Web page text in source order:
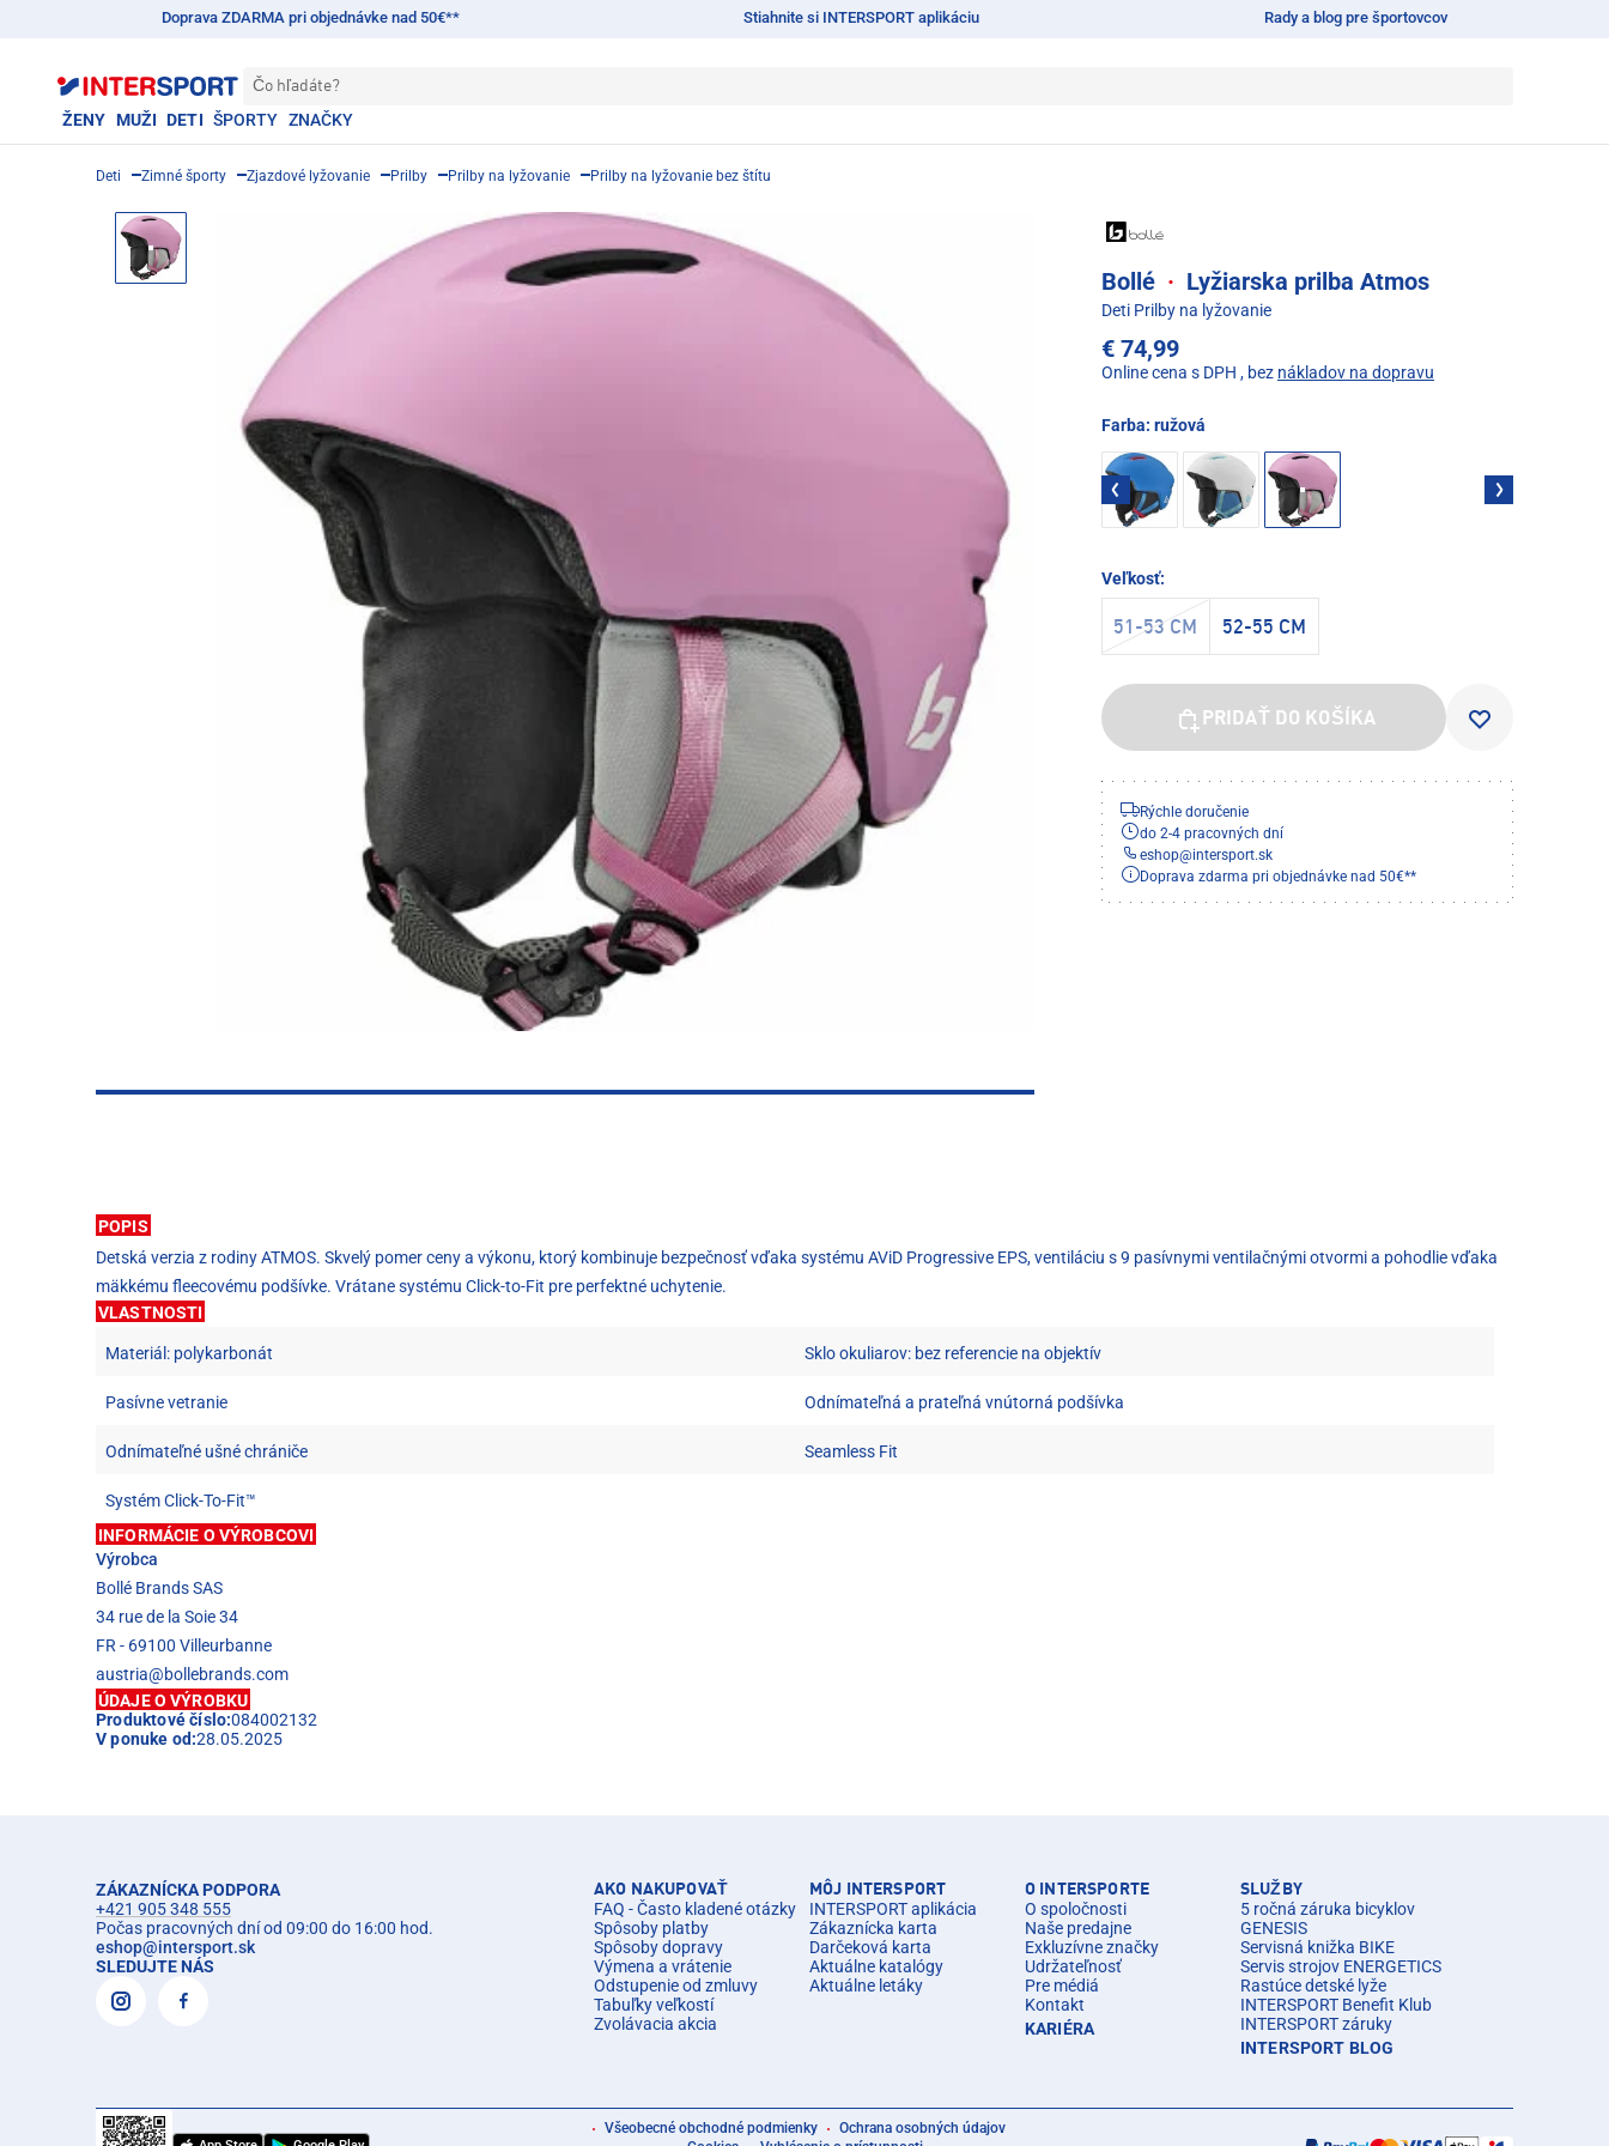
Doprava ZDARMA pri objednávke nad 50€** Stiahnite si INTERSPORT aplikáciu Rady a blog pre športovcov
Čo hľadáte?
ŽENY MUŽI DETI ŠPORTY ZNAČKY
Deti Zimné športy Zjazdové lyžovanie Prilby Prilby na lyžovanie Prilby na lyžovanie bez štítu
Bollé · Lyžiarska prilba Atmos
Deti Prilby na lyžovanie
€ 74,99
Online cena s DPH , bez nákladov na dopravu
Farba: ružová
Veľkosť:
51-53 CM 52-55 CM
PRIDAŤ DO KOŠÍKA
Rýchle doručenie
do 2-4 pracovných dní
eshop@intersport.sk
Doprava zdarma pri objednávke nad 50€**
POPIS
Detská verzia z rodiny ATMOS. Skvelý pomer ceny a výkonu, ktorý kombinuje bezpečnosť vďaka systému AViD Progressive EPS, ventiláciu s 9 pasívnymi ventilačnými otvormi a pohodlie vďaka
mäkkému fleecovému podšívke. Vrátane systému Click-to-Fit pre perfektné uchytenie.
VLASTNOSTI
Materiál: polykarbonát Sklo okuliarov: bez referencie na objektív
Pasívne vetranie Odnímateľná a prateľná vnútorná podšívka
Odnímateľné ušné chrániče Seamless Fit
Systém Click-To-Fit™
INFORMÁCIE O VÝROBCOVI
Výrobca
Bollé Brands SAS
34 rue de la Soie 34
FR - 69100 Villeurbanne
austria@bollebrands.com
ÚDAJE O VÝROBKU
Produktové číslo:084002132
V ponuke od:28.05.2025
ZÁKAZNÍCKA PODPORA
+421 905 348 555
Počas pracovných dní od 09:00 do 16:00 hod.
eshop@intersport.sk
SLEDUJTE NÁS
AKO NAKUPOVAŤ
FAQ - Často kladené otázky
Spôsoby platby
Spôsoby dopravy
Výmena a vrátenie
Odstupenie od zmluvy
Tabuľky veľkostí
Zvolávacia akcia
MÔJ INTERSPORT
INTERSPORT aplikácia
Zákaznícka karta
Darčeková karta
Aktuálne katalógy
Aktuálne letáky
O INTERSPORTE
O spoločnosti
Naše predajne
Exkluzívne značky
Udržateľnosť
Pre médiá
Kontakt
KARIÉRA
SLUŽBY
5 ročná záruka bicyklov
GENESIS
Servisná knižka BIKE
Servis strojov ENERGETICS
Rastúce detské lyže
INTERSPORT Benefit Klub
INTERSPORT záruky
INTERSPORT BLOG
Všeobecné obchodné podmienky
Ochrana osobných údajov